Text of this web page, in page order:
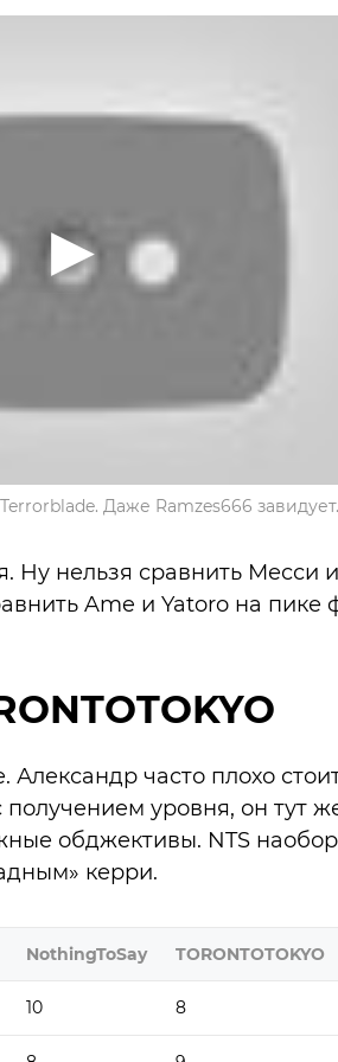
Даже Ramzes666 завидует.
Ну нельзя сравнить Месси
Ame и Yatoro на пике
Александр часто плохо
уровня, он тут
обджективы. NTS
керри.
NothingToSay TORONTOTOKYO
10 8